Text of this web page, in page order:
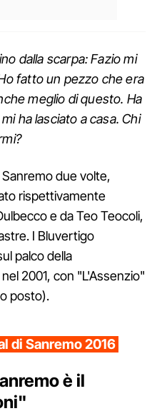
dalla scarpa: Fazio mi
fatto un pezzo che era
meglio di questo. Ha
ha lasciato a casa. Chi
due volte,
rispettivamente
e da Teo Teocoli,
I Bluvertigo
palco della
2001, con "L'Assenzio"
posto).
di Sanremo 2016
è il